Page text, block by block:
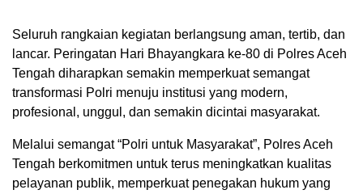
Seluruh rangkaian kegiatan berlangsung aman, tertib, dan
lancar. Peringatan Hari Bhayangkara ke-80 di Polres Aceh
Tengah diharapkan semakin memperkuat semangat
transformasi Polri menuju institusi yang modern,
profesional, unggul, dan semakin dicintai masyarakat.
Melalui semangat “Polri untuk Masyarakat”, Polres Aceh
Tengah berkomitmen untuk terus meningkatkan kualitas
pelayanan publik, memperkuat penegakan hukum yang